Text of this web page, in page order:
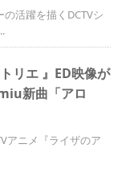
活躍を描くDCTVシ
リエ 』ED映像が
新曲「アロ
アニメ『ライザのア